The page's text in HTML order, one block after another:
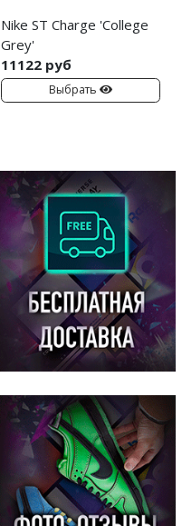
Nike ST Charge 'College
Grey'
11122 руб
Выбрать